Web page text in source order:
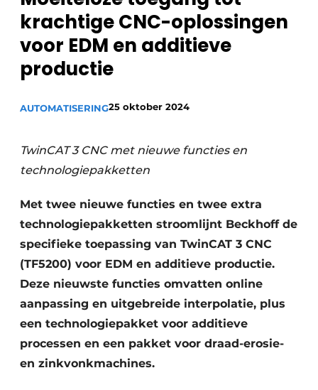
Vacature aanmelden
Vacatures
Video’s
krachtige CNC-oplossingen
voor EDM en additieve
productie
AUTOMATISERING25 oktober 2024
TwinCAT 3 CNC met nieuwe functies en
technologiepakketten
Met twee nieuwe functies en twee extra
technologiepakketten stroomlijnt Beckhoff de
specifieke toepassing van TwinCAT 3 CNC
(TF5200) voor EDM en additieve productie.
Deze nieuwste functies omvatten online
aanpassing en uitgebreide interpolatie, plus
een technologiepakket voor additieve
processen en een pakket voor draad-erosie-
en zinkvonkmachines.